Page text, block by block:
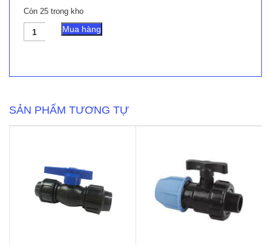
Còn 25 trong kho
Bầu
Hàn
Mua hàng
SẢN PHẨM TƯƠNG TỰ